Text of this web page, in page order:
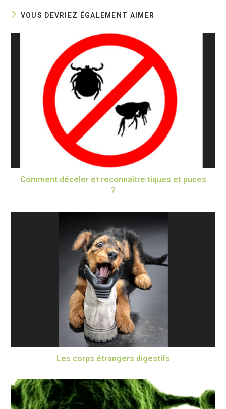
VOUS DEVRIEZ ÉGALEMENT AIMER
Comment déceler et reconnaître tiques et puces
?
Les corps étrangers digestifs